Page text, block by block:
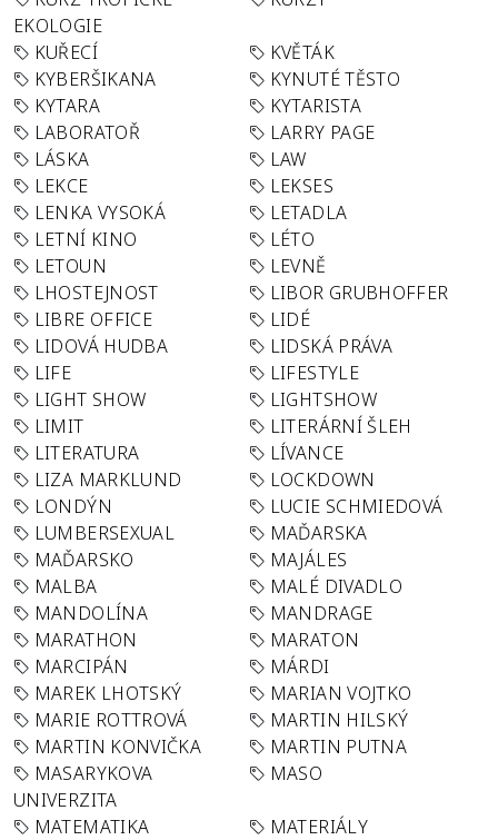
EKOLOGIE
KUŘECÍ
KVĚTÁK
KYBERŠIKANA
KYNUTÉ TĚSTO
KYTARA
KYTARISTA
LABORATOŘ
LARRY PAGE
LÁSKA
LAW
LEKCE
LEKSES
LENKA VYSOKÁ
LETADLA
LETNÍ KINO
LÉTO
LETOUN
LEVNĚ
LHOSTEJNOST
LIBOR GRUBHOFFER
LIBRE OFFICE
LIDÉ
LIDOVÁ HUDBA
LIDSKÁ PRÁVA
LIFE
LIFESTYLE
LIGHT SHOW
LIGHTSHOW
LIMIT
LITERÁRNÍ ŠLEH
LITERATURA
LÍVANCE
LIZA MARKLUND
LOCKDOWN
LONDÝN
LUCIE SCHMIEDOVÁ
LUMBERSEXUAL
MAĎARSKA
MAĎARSKO
MAJÁLES
MALBA
MALÉ DIVADLO
MANDOLÍNA
MANDRAGE
MARATHON
MARATON
MARCIPÁN
MÁRDI
MAREK LHOTSKÝ
MARIAN VOJTKO
MARIE ROTTROVÁ
MARTIN HILSKÝ
MARTIN KONVIČKA
MARTIN PUTNA
MASARYKOVA
UNIVERZITA
MASO
MATEMATIKA
MATERIÁLY